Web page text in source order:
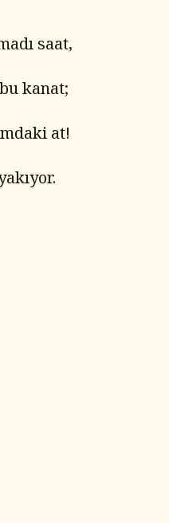
saat,
kanat;
at!